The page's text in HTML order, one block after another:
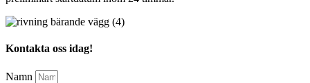
Kontakta oss idag!
Namn